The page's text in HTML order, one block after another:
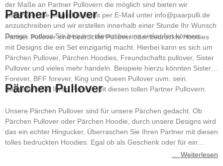
der Maße an Partner Pullovern die möglich sind bieten wir
außerdem die Möglichkeit uns per E-Mail unter info@paarpulli.de
anzuschreiben und wir erstellen innerhalb einer Stunde Ihr Wunsch
Design, sodass Sie bequem diesen bei uns einkaufen können.
Partner Pullover
Partner Pullover sind bedruckte Pullover oder bedruckte Hoodies
mit Designs die ein Set einzigartig macht. Hierbei kann es sich um
Pärchen Pullover, Pärchen Hoodies, Freundschafts pullover, Sister
Pullover und vieles mehr handeln. Beispiele hierzu könnten Sister
Forever, BFF forever, King und Queen Pullover uvm. sein.
Begeistern Sie Ihren Partner mit diesen tollen Partner Pullovern.
Pärchen Pullover
Unsere Pärchen Pullover sind für unsere Pärchen gedacht. Ob
Pärchen Pullover oder Pärchen Hoodie, durch unsere Designs wird
das ein echter Hingucker. Überraschen Sie Ihren Partner mit diesen
tolles bedruckten Hoodies. Egal ob als Geschenk oder für ein
… Weiterlesen